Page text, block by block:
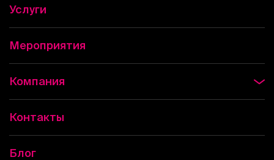
Услуги
Мероприятия
Компания
Контакты
Блог